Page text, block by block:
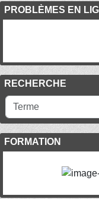
PROBLÈMES EN
RECHERCHE
FORMATION